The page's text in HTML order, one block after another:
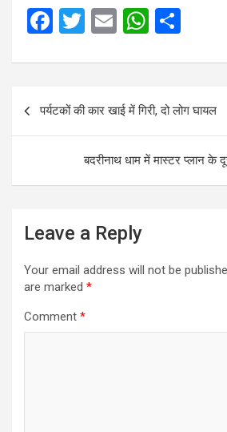
F
ce
b
o
T
tt
E
ail
W
at
s
A
p
ar
e
Post
पर्यटकों की कार खाई में गिरी, दो लोग घायल
बदरीनाथ धाम में मास्टर प्लान
Leave a Reply
Your email address will not be
are marked *
Comment *